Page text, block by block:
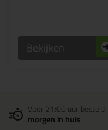
Bekijken
Voor 21:00 uur besteld
morgen in huis